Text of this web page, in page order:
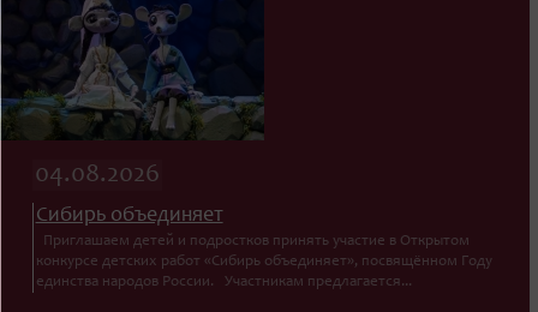
04.08.2026
Сибирь объединяет
Приглашаем детей и подростков принять участие в Открытом
конкурсе детских работ «Сибирь объединяет», посвящённом Году
единства народов России. Участникам предлагается...